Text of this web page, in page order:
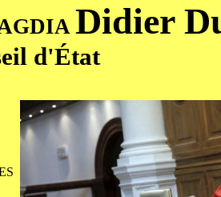
Didier
d'État